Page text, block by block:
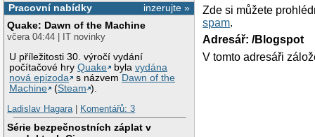
inzerujte »
Pracovní nabídky
Quake: Dawn of the Machine
včera 04:44 | IT novinky
U příležitosti 30. výročí vydání
počítačové hryQuake bylavydána
nová epizoda
s názvem Dawn of the
Machine
(Steam ).
Ladislav Hagara| Komentářů: 3
Série bezpečnostních záplat v
Zde si můžete
spam.
Adresář: /Blogspot
V tomto adresáři